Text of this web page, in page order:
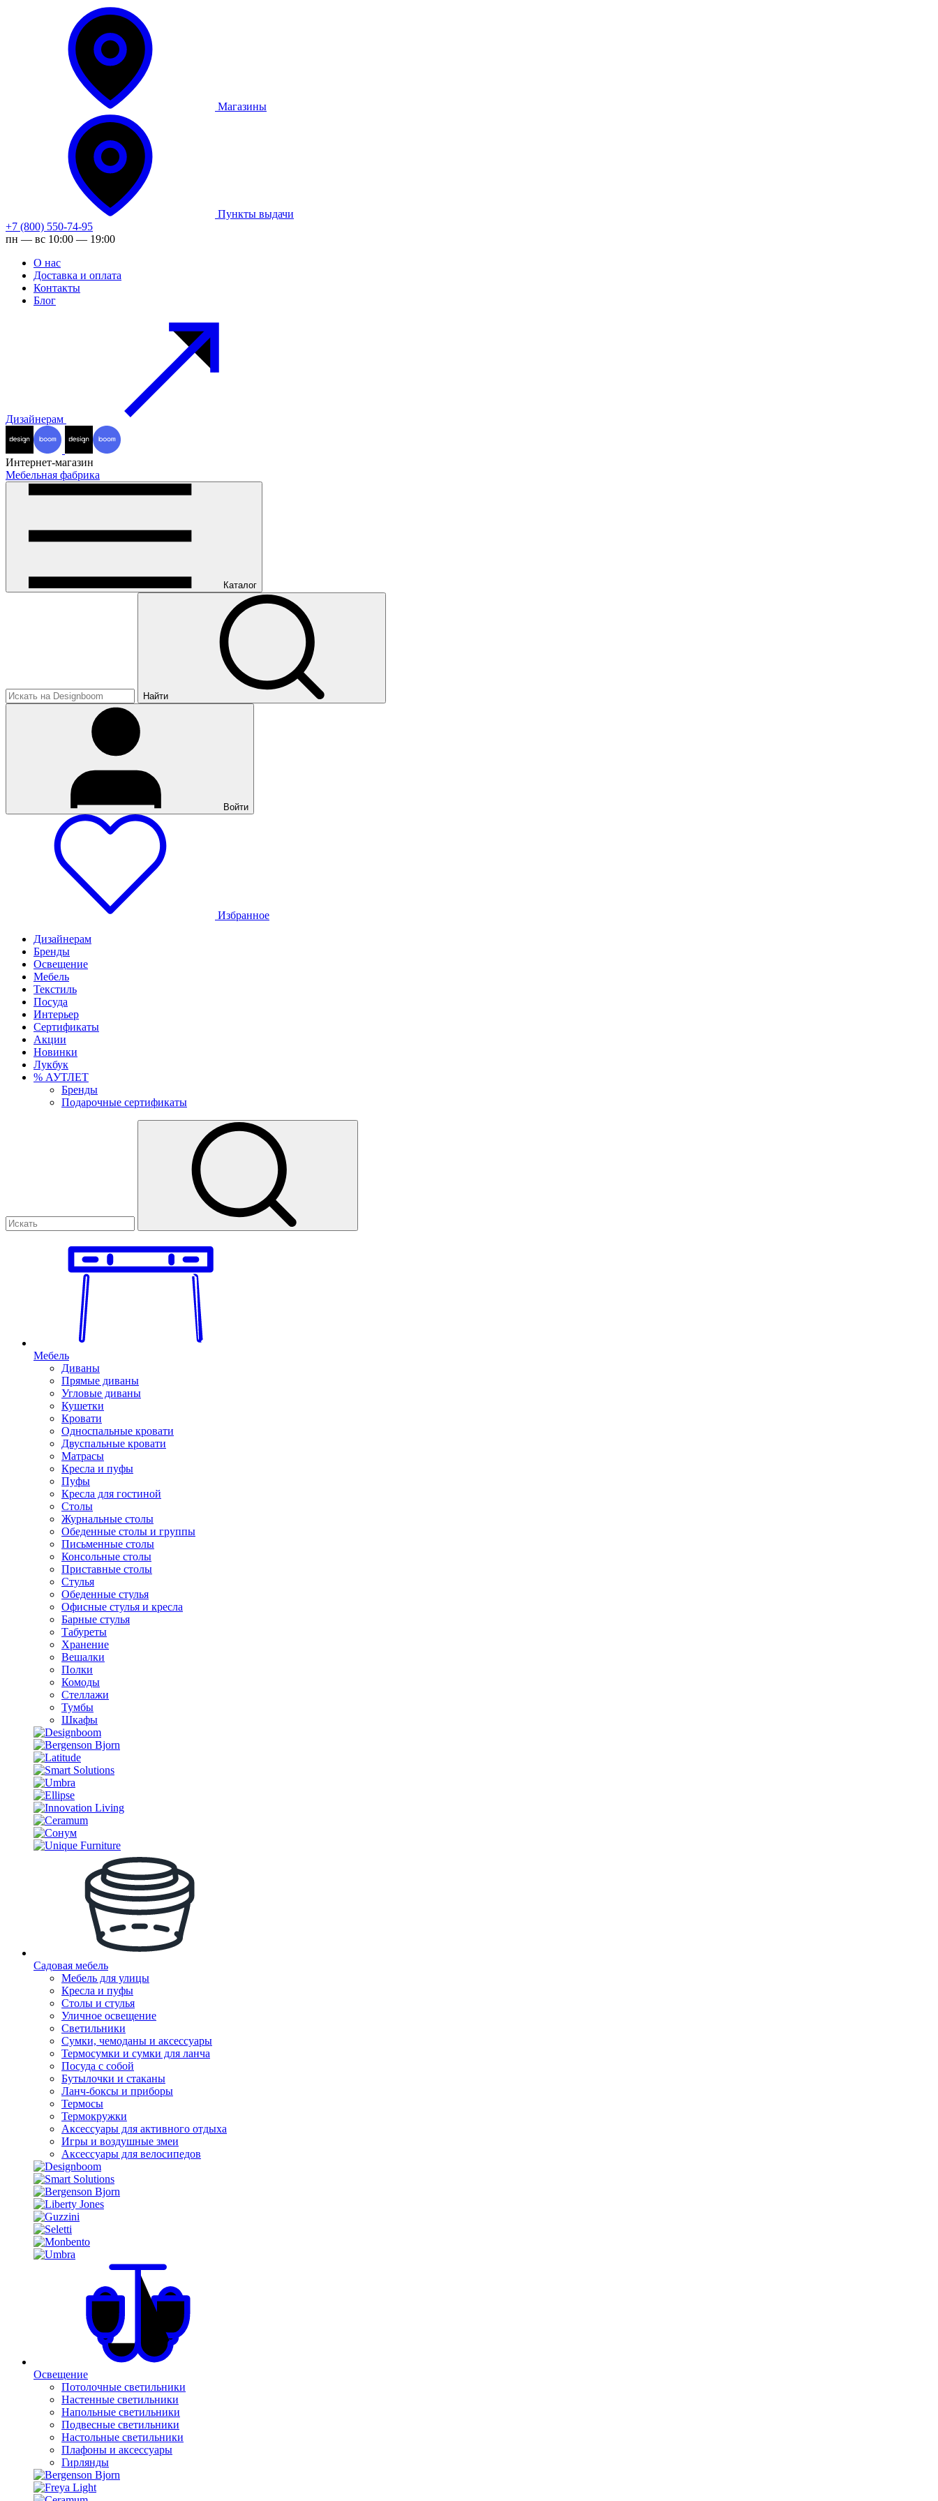
Магазины
Пункты выдачи
+7 (800) 550-74-95
пн — вс 10:00 — 19:00
О нас
Доставка и оплата
Контакты
Блог
Дизайнерам
Интернет-магазин
Мебельная фабрика
Каталог
Найти
Войти
Избранное
Дизайнерам
Бренды
Освещение
Мебель
Текстиль
Посуда
Интерьер
Сертификаты
Акции
Новинки
Лукбук
% АУТЛЕТ
Бренды
Подарочные сертификаты
Мебель
Диваны
Прямые диваны
Угловые диваны
Кушетки
Кровати
Односпальные кровати
Двуспальные кровати
Матрасы
Кресла и пуфы
Пуфы
Кресла для гостиной
Столы
Журнальные столы
Обеденные столы и группы
Письменные столы
Консольные столы
Приставные столы
Стулья
Обеденные стулья
Офисные стулья и кресла
Барные стулья
Табуреты
Хранение
Вешалки
Полки
Комоды
Стеллажи
Тумбы
Шкафы
Садовая мебель
Мебель для улицы
Кресла и пуфы
Столы и стулья
Уличное освещение
Светильники
Сумки, чемоданы и аксессуары
Термосумки и сумки для ланча
Посуда с собой
Бутылочки и стаканы
Ланч-боксы и приборы
Термосы
Термокружки
Аксессуары для активного отдыха
Игры и воздушные змеи
Аксессуары для велосипедов
Освещение
Потолочные светильники
Настенные светильники
Напольные светильники
Подвесные светильники
Настольные светильники
Плафоны и аксессуары
Гирлянды